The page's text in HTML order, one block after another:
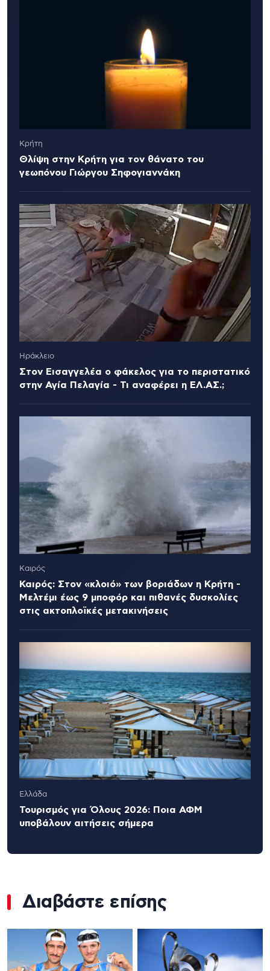
Κρήτη
Θλίψη στην Κρήτη για τον θάνατο του
γεωπόνου Γιώργου Σηφογιαννάκη
Ηράκλειο
Στον Εισαγγελέα ο φάκελος για το περιστατικό
στην Αγία Πελαγία - Τι αναφέρει η ΕΛ.ΑΣ.;
Καιρός
Καιρός: Στον «κλοιό» των βοριάδων η Κρήτη -
Μελτέμι έως 9 μποφόρ και πιθανές δυσκολίες
στις ακτοπλοϊκές μετακινήσεις
Ελλάδα
Τουρισμός για Όλους 2026: Ποια ΑΦΜ
υποβάλουν αιτήσεις σήμερα
Διαβάστε επίσης